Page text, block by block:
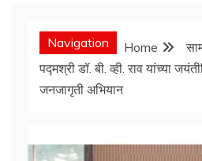
Navigation Home
पद्मश्री डॉ. बी. व्ही. राव यांच्या
जनजागृती अभियान